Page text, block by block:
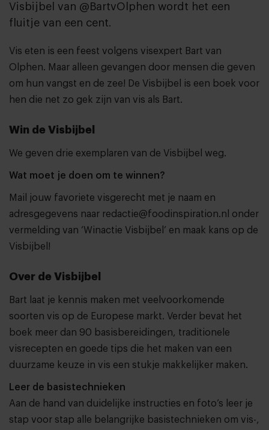
Visbijbel van @BartvOlphen wordt het een
fluitje van een cent.
Vis eten is een feest volgens visexpert Bart van
Olphen. Maar alleen gevangen door mensen die geven
om hun vangst en de zee! De Visbijbel is een boek voor
hen die net zo gek zijn van vis als Bart.
Win de Visbijbel
We geven drie exemplaren van de Visbijbel weg.
Wat moet je doen om te winnen?
Mail jouw favoriete visgerecht met je naam en
adresgegevens naar redactie@foodinspiration.nl onder
vermelding van ‘Winactie Visbijbel’ en maak kans op de
Visbijbel!
Over de Visbijbel
Bart laat je kennis maken met veelvoorkomende
soorten vis op de Europese markt. Verder bevat het
boek meer dan 90 basisbereidingen, traditionele
visrecepten en goede tips die het maken van een
duurzame keuze in vis een stukje makkelijker maken.
Leer de basistechnieken
Aan de hand van duidelijke instructies en foto’s leer je
stap voor stap alle belangrijke basistechnieken om vis-,